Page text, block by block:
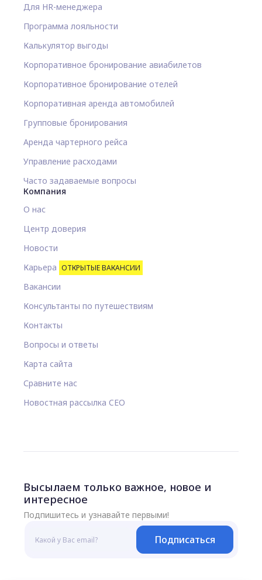
Для HR-менеджера
Программа лояльности
Калькулятор выгоды
Корпоративное бронирование авиабилетов
Корпоративное бронирование отелей
Корпоративная аренда автомобилей
Групповые бронирования
Аренда чартерного рейса
Управление расходами
Часто задаваемые вопросы
Компания
О нас
Центр доверия
Новости
Карьера ОТКРЫТЫЕ ВАКАНСИИ
Вакансии
Консультанты по путешествиям
Контакты
Вопросы и ответы
Карта сайта
Сравните нас
Новостная рассылка CEO
Высылаем только важное, новое и
интересное
Подпишитесь и узнавайте первыми!
Подписаться